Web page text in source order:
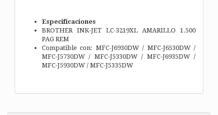
Especificaciones
BROTHER INK-JET LC-3219XL AMARILLO 1.500
PAG REM
Compatible con: MFC-J6930DW / MFC-J6530DW /
MFC-J5730DW / MFC-J5330DW / MFC-J6935DW /
MFC-J5930DW / MFC-J5335DW